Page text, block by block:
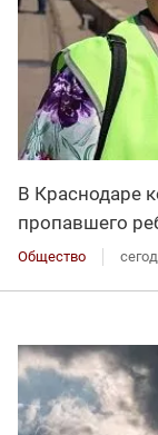
В Краснодаре
пропавшего
Общество